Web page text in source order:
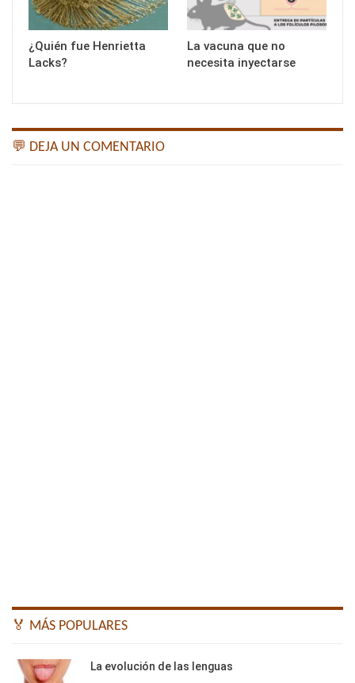
¿Quién fue Henrietta
Lacks?
La vacuna que no
necesita inyectarse
💬 DEJA UN COMENTARIO
🏅 MÁS POPULARES
La evolución de las lenguas